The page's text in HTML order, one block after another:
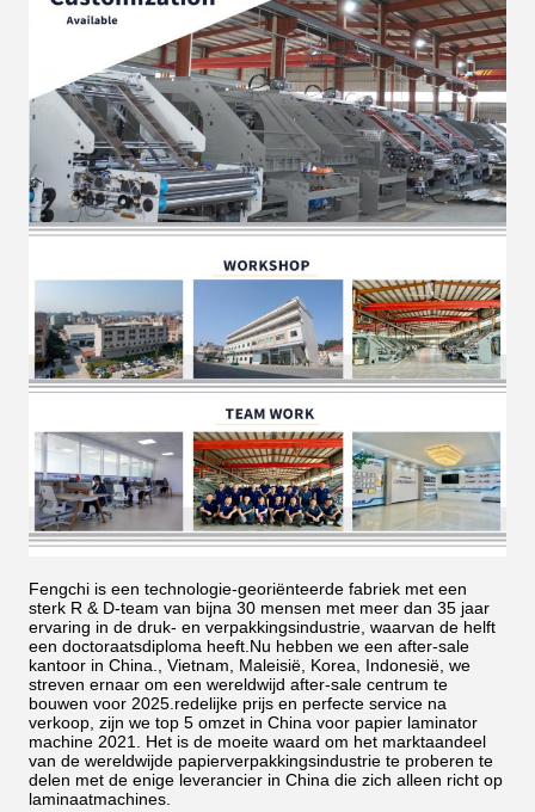
Fengchi is een technologie-georiënteerde fabriek met een
sterk R & D-team van bijna 30 mensen met meer dan 35 jaar
ervaring in de druk- en verpakkingsindustrie, waarvan de helft
een doctoraatsdiploma heeft.Nu hebben we een after-sale
kantoor in China., Vietnam, Maleisië, Korea, Indonesië, we
streven ernaar om een wereldwijd after-sale centrum te
bouwen voor 2025.redelijke prijs en perfecte service na
verkoop, zijn we top 5 omzet in China voor papier laminator
machine 2021.
Het is de moeite waard om het marktaandeel
van de wereldwijde papierverpakkingsindustrie te proberen te
delen met de enige leverancier in China die zich alleen richt op
laminaatmachines.